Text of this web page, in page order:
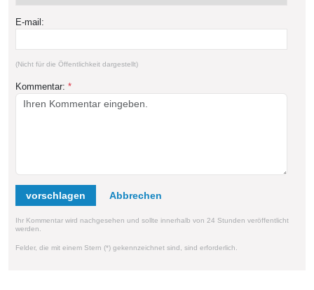
E-mail:
(Nicht für die Öffentlichkeit dargestellt)
Kommentar: *
vorschlagen
Ihr Kommentar wird nachgesehen und sollte innerhalb von 24 Stunden veröffentlicht
werden.
Felder, die mit einem Stern (*) gekennzeichnet sind, sind erforderlich.